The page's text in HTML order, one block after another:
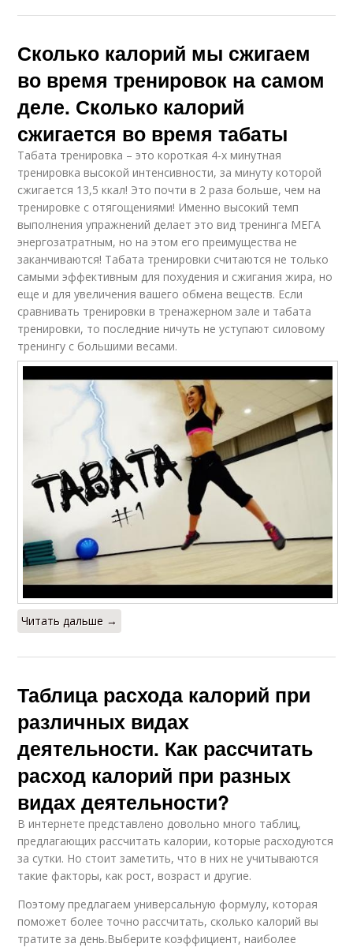
Сколько калорий мы сжигаем
во время тренировок на самом
деле. Сколько калорий
сжигается во время табаты
Табата тренировка – это короткая 4-х минутная
тренировка высокой интенсивности, за минуту которой
сжигается 13,5 ккал! Это почти в 2 раза больше, чем на
тренировке с отягощениями! Именно высокий темп
выполнения упражнений делает это вид тренинга МЕГА
энергозатратным, но на этом его преимущества не
заканчиваются! Табата тренировки считаются не только
самыми эффективным для похудения и сжигания жира, но
еще и для увеличения вашего обмена веществ. Если
сравнивать тренировки в тренажерном зале и табата
тренировки, то последние ничуть не уступают силовому
тренингу с большими весами.
Читать дальше →
Таблица расхода калорий при
различных видах
деятельности. Как рассчитать
расход калорий при разных
видах деятельности?
В интернете представлено довольно много таблиц,
предлагающих рассчитать калории, которые расходуются
за сутки. Но стоит заметить, что в них не учитываются
такие факторы, как рост, возраст и другие.
Поэтому предлагаем универсальную формулу, которая
поможет более точно рассчитать, сколько калорий вы
тратите за день.Выберите коэффициент, наиболее